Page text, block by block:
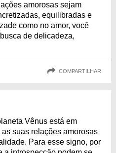
amorosas sejam
equilibradas e
como no amor, você
de delicadeza,
COMPARTILHAR
Vênus está em
suas relações amorosas
Para esse signo, por